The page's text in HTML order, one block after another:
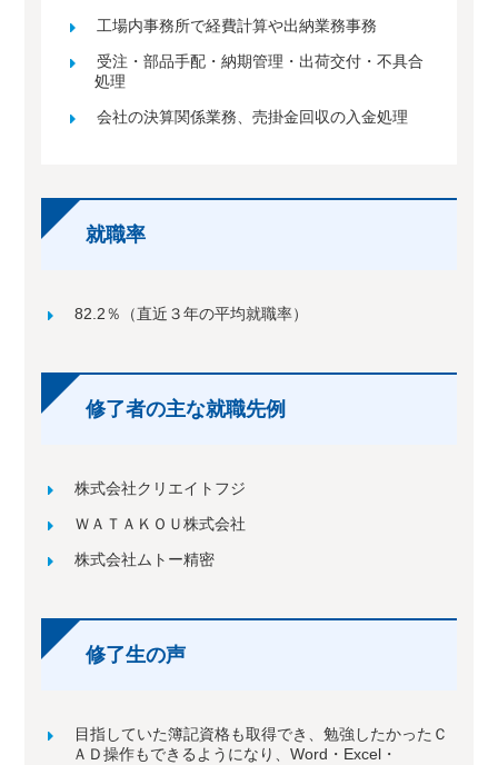
工場内事務所で経費計算や出納業務事務
受注・部品手配・納期管理・出荷交付・不具合
処理
会社の決算関係業務、売掛金回収の入金処理
就職率
82.2％（直近３年の平均就職率）
修了者の主な就職先例
株式会社クリエイトフジ
ＷＡＴＡＫＯＵ株式会社
株式会社ムトー精密
修了生の声
目指していた簿記資格も取得でき、勉強したかったＣ
ＡＤ操作もできるようになり、Word・Excel・